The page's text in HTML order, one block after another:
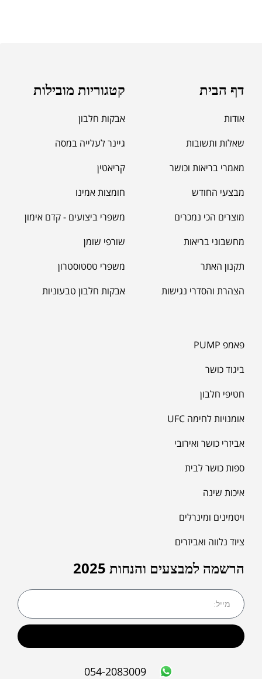
דף הבית
אודות
שאלות ותשובות
מאמרי בריאות וכושר
מבצעי החודש
מוצרים הכי נמכרים
מחשבוני בריאות
תקנון האתר
הצהרת והסדרי נגישות
קטגוריות מובילות
אבקות חלבון
גיינר לעלייה במסה
קריאטין
חומצות אמינו
משפרי ביצועים - קדם אימון
שורפי שומן
משפרי טסטוסטרון
אבקות חלבון טבעוניות
פאמפ PUMP
ביגוד כושר
חטיפי חלבון
אומנויות לחימה UFC
אביזרי כושר ואירובי
ספות כושר לבית
איכות שינה
ויטמינים ומינרלים
ציוד נלווה ואביזרים
הרשמה למבצעים והנחות 2025
054-2083009